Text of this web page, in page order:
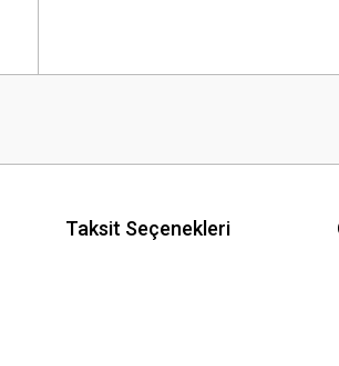
Taksit Seçenekleri